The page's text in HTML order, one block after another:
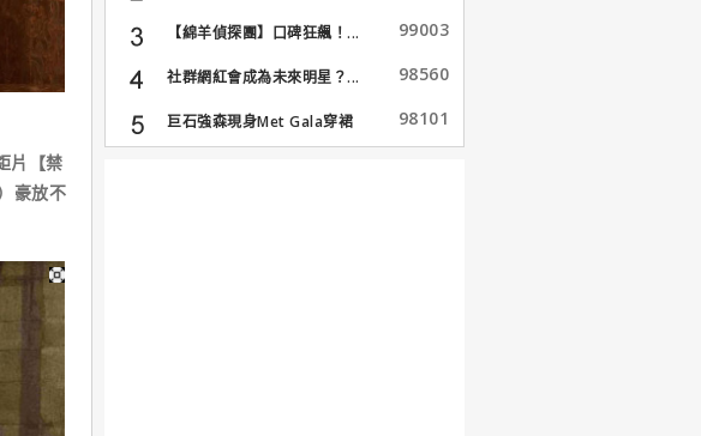
片【禁
豪放不
【綿羊偵探團】口碑狂飆！... 99003
社群網紅會成為未來明星？... 98560
巨石強森現身Met Gala穿裙
子...
98101